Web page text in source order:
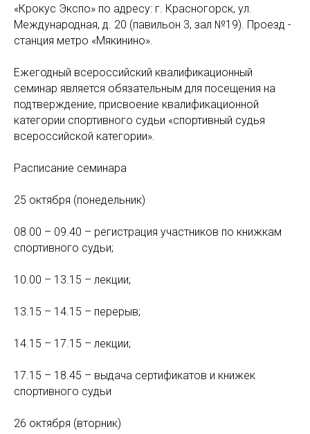
«Крокус Экспо» по адресу: г. Красногорск, ул.
Международная, д. 20 (павильон 3, зал №19). Проезд -
станция метро «Мякинино».
Ежегодный всероссийский квалификационный
семинар является обязательным для посещения на
подтверждение, присвоение квалификационной
категории спортивного судьи «спортивный судья
всероссийской категории».
Расписание семинара
25 октября (понедельник)
08.00 – 09.40 – регистрация участников по книжкам
спортивного судьи;
10.00 – 13.15 – лекции;
13.15 – 14.15 – перерыв;
14.15 – 17.15 – лекции;
17.15 – 18.45 – выдача сертификатов и книжек
спортивного судьи
26 октября (вторник)